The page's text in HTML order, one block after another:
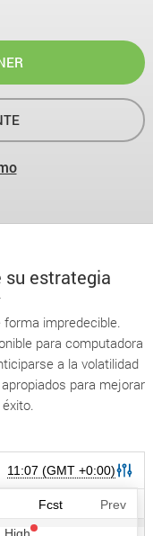
su estrategia
impredecible.
para computadora
a la volatilidad
para mejorar